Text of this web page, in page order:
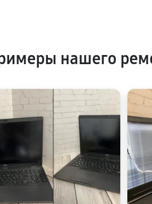
нашего